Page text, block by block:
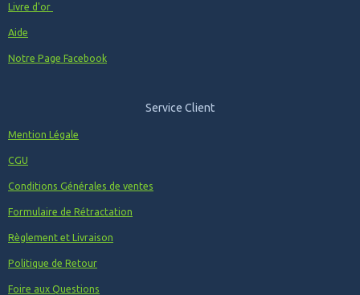
Livre d'or
Aide
Notre Page Facebook
Service Client
Mention Légale
CGU
Conditions Générales de ventes
Formulaire de Rétractation
Règlement et Livraison
Politique de Retour
Foire aux Questions